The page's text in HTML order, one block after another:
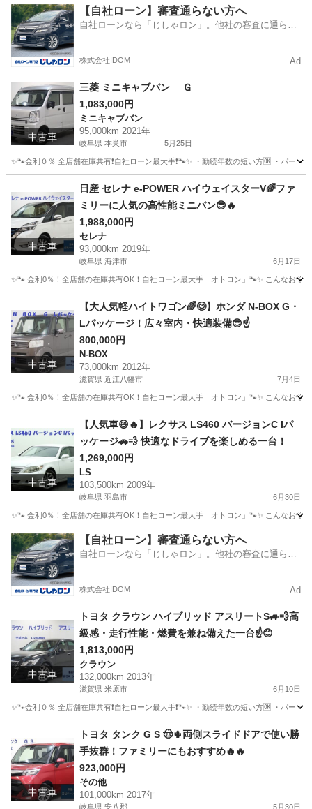
岐阜 羽島市 セレナ
【自社ローン】審査通らない方へ
自社ローンなら「じしゃロン」。他社の審査に通らな
株式会社IDOM Ad
中古車
三菱 ミニキャブバン Ｇ
1,083,000円
ミニキャブバン
95,000km 2021年
岐阜県 本巣市 5月25日
✨🐾金利０％ 全店舗在庫共有❗️自社ローン最大手❗️🐾✨ ・勤続年数の短い方🆗 ・パー
ミニキャブバン
中古車
日産 セレナ e-POWER ハイウェイスターV🌈ファ
ミリーに人気の高性能ミニバン😎🔥
1,988,000円
セレナ
93,000km 2019年
岐阜県 海津市 6月17日
✨🐾 金利0％！全店舗の在庫共有OK！自社ローン最大手「オトロン」🐾✨ こんなお
セレナ
中古車
【大人気軽ハイトワゴン🌈😊】ホンダ N-BOX G・
Lパッケージ！広々室内・快適装備😎☝️
800,000円
N-BOX
73,000km 2012年
滋賀県 近江八幡市 7月4日
✨🐾 金利0％！全店舗の在庫共有OK！自社ローン最大手「オトロン」🐾✨ こんなお
近江八幡市 N-BOX
中古車
【人気車😄🔥】レクサス LS460 バージョンC Iパ
ッケージ🚗💨 快適なドライブを楽しめる一台！
1,269,000円
LS
103,500km 2009年
岐阜県 羽島市 6月30日
✨🐾 金利0％！全店舗の在庫共有OK！自社ローン最大手「オトロン」🐾✨ こんなお
岐阜 羽島市 LS
【自社ローン】審査通らない方へ
自社ローンなら「じしゃロン」。他社の審査に通らな
株式会社IDOM Ad
中古車
トヨタ クラウン ハイブリッド アスリートS🚙💨高
級感・走行性能・燃費を兼ね備えた一台☝️😊
1,813,000円
クラウン
132,000km 2013年
滋賀県 米原市 6月10日
✨🐾金利０％ 全店舗在庫共有❗️自社ローン最大手❗️🐾✨ ・勤続年数の短い方🆗 ・パー
クラウン アスリート
中古車
トヨタ タンク G S 🤠🌵両側スライドドアで使い勝
手抜群！ファミリーにもおすすめ🔥🔥
923,000円
その他
101,000km 2017年
岐阜県 安八郡 5月30日